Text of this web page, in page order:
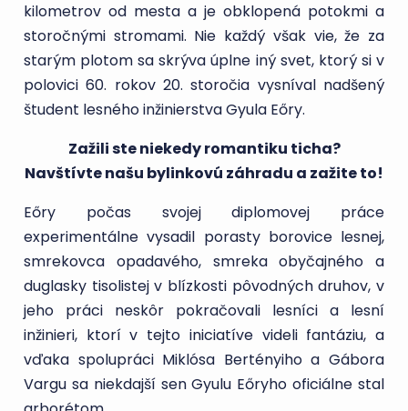
kilometrov od mesta a je obklopená potokmi a
storočnými stromami. Nie každý však vie, že za
starým plotom sa skrýva úplne iný svet, ktorý si v
polovici 60. rokov 20. storočia vysníval nadšený
študent lesného inžinierstva Gyula Eőry.
Zažili ste niekedy romantiku ticha?
Navštívte našu bylinkovú záhradu a zažite to!
Eőry počas svojej diplomovej práce
experimentálne vysadil porasty borovice lesnej,
smrekovca opadavého, smreka obyčajného a
duglasky tisolistej v blízkosti pôvodných druhov, v
jeho práci neskôr pokračovali lesníci a lesní
inžinieri, ktorí v tejto iniciatíve videli fantáziu, a
vďaka spolupráci Miklósa Bertényiho a Gábora
Vargu sa niekdajší sen Gyulu Eőryho oficiálne stal